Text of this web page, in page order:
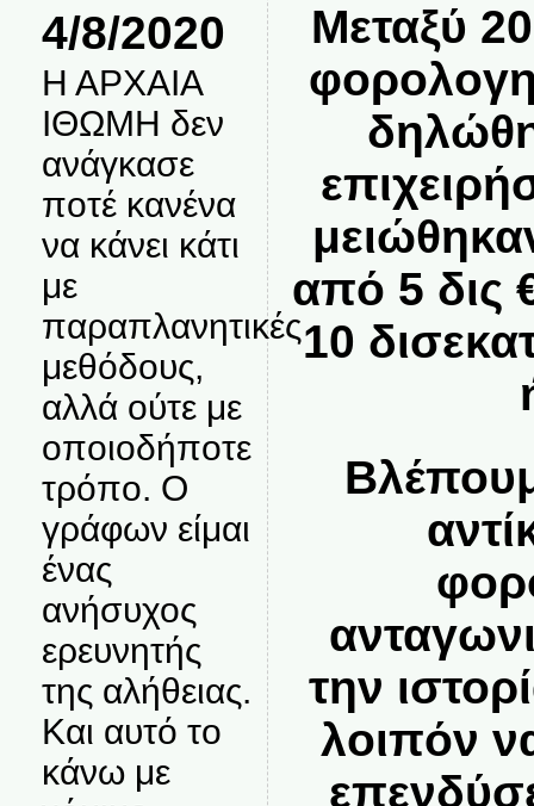
4/8/2020
Η ΑΡΧΑΙΑ
ΙΘΩΜΗ δεν
ανάγκασε
ποτέ κανένα
να κάνει κάτι
με
παραπλανητικές
μεθόδους,
αλλά ούτε με
οποιοδήποτε
τρόπο. Ο
γράφων είμαι
ένας
ανήσυχος
ερευνητής
της αλήθειας.
Και αυτό το
κάνω με
Μεταξύ
από 5 δις
10
την
λοιπόν